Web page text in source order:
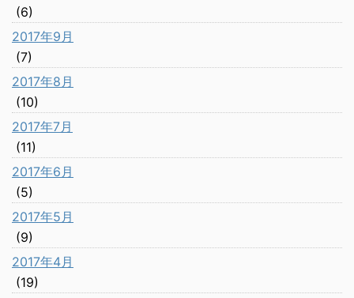
(6)
2017年9月
(7)
2017年8月
(10)
2017年7月
(11)
2017年6月
(5)
2017年5月
(9)
2017年4月
(19)